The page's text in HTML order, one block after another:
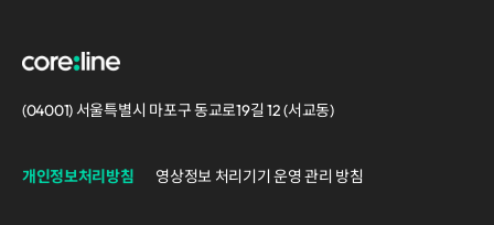
(04001) 서울특별시 마포구 동교로19길 12 (서교동)
개인정보처리방침 영상정보 처리기기 운영 관리 방침